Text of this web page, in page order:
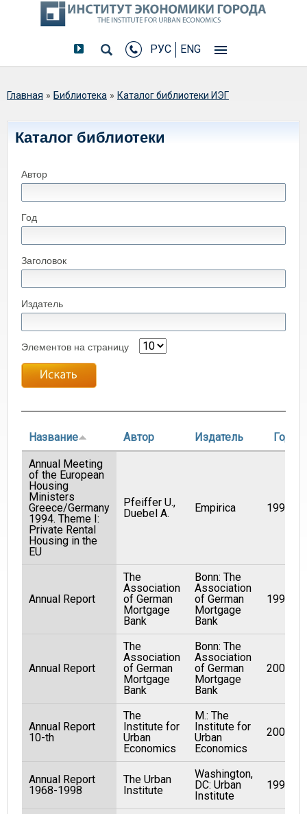
РУС ENG
Вы здесь
Главная » Библиотека » Каталог библиотеки ИЭГ
Каталог библиотеки
Автор
Год
Заголовок
Издатель
Элементов на страницу
Название Автор Издатель Год
Annual Meeting
of the European
Housing
Ministers
Greece/Germany
1994. Theme I:
Private Rental
Housing in the
EU
Pfeiffer U.,
Duebel A.
Empirica 1994
Annual Report
The
Association
of German
Mortgage
Bank
Bonn: The
Association
of German
Mortgage
Bank
1998
Annual Report
The
Association
of German
Mortgage
Bank
Bonn: The
Association
of German
Mortgage
Bank
2002
Annual Report
10-th
The
Institute for
Urban
Economics
M.: The
Institute for
Urban
Economics
2005
Annual Report
1968-1998
The Urban
Institute
Washington,
DC: Urban
Institute
1999